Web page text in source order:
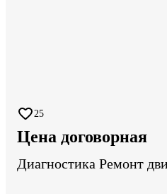
25
Цена договорная
Диагностика Ремонт